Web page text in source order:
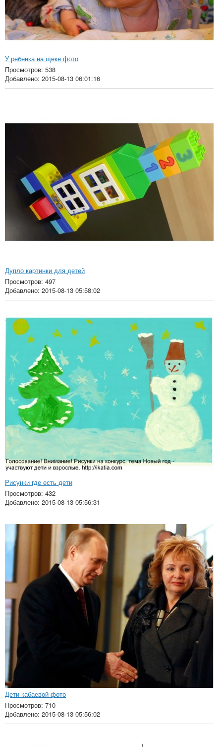
У ребенка на щеке фото
Просмотров: 538
Добавлено: 2015-08-13 06:01:16
Дупло картинки для детей
Просмотров: 497
Добавлено: 2015-08-13 05:58:02
Рисунки где есть дети
Просмотров: 432
Добавлено: 2015-08-13 05:56:31
Дети кабаевой фото
Просмотров: 710
Добавлено: 2015-08-13 05:56:02